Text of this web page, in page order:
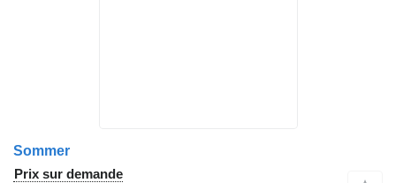
Sommer
Prix sur demande